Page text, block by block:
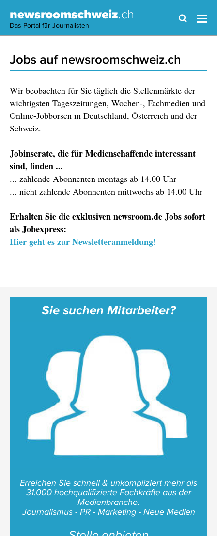
newsroomschweiz.ch
Das Portal für Journalisten
Jobs auf newsroomschweiz.ch
Wir beobachten für Sie täglich die Stellenmärkte der
wichtigsten Tageszeitungen, Wochen-, Fachmedien und
Online-Jobbörsen in Deutschland, Österreich und der
Schweiz.
Jobinserate, die für Medienschaffende interessant
sind, finden ...
... zahlende Abonnenten montags ab 14.00 Uhr
... nicht zahlende Abonnenten mittwochs ab 14.00 Uhr
Erhalten Sie die exklusiven newsroom.de Jobs sofort
als Jobexpress:
Hier geht es zur Newsletteranmeldung!
Sie suchen Mitarbeiter?
Erreichen Sie schnell & unkompliziert mehr als
31.000 hochqualifizierte Fachkräfte aus der
Medienbranche.
Journalismus - PR - Marketing - Neue Medien